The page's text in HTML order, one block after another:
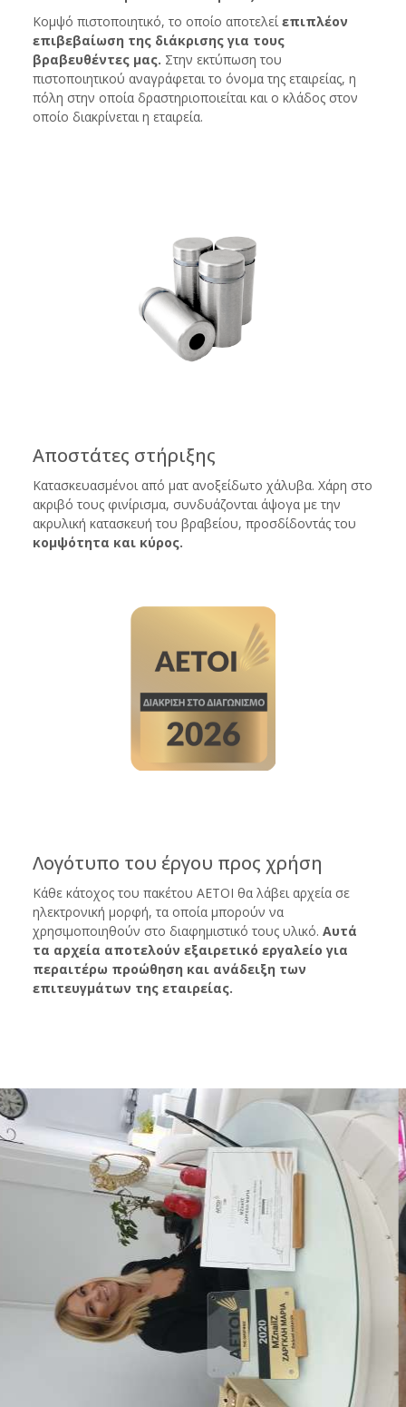
Κομψό πιστοποιητικό, το οποίο αποτελεί επιπλέον
επιβεβαίωση της διάκρισης για τους
βραβευθέντες μας. Στην εκτύπωση του
πιστοποιητικού αναγράφεται το όνομα της εταιρείας, η
πόλη στην οποία δραστηριοποιείται και ο κλάδος στον
οποίο διακρίνεται η εταιρεία.
Αποστάτες στήριξης
Κατασκευασμένοι από ματ ανοξείδωτο χάλυβα. Χάρη στο
ακριβό τους φινίρισμα, συνδυάζονται άψογα με την
ακρυλική κατασκευή του βραβείου, προσδίδοντάς του
κομψότητα και κύρος.
Λογότυπο του έργου προς χρήση
Κάθε κάτοχος του πακέτου ΑΕΤΟΙ θα λάβει αρχεία σε
ηλεκτρονική μορφή, τα οποία μπορούν να
χρησιμοποιηθούν στο διαφημιστικό τους υλικό. Αυτά
τα αρχεία αποτελούν εξαιρετικό εργαλείο για
περαιτέρω προώθηση και ανάδειξη των
επιτευγμάτων της εταιρείας.